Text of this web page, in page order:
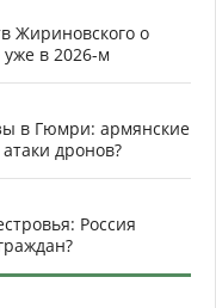
Жириновского о
в 2026-м
в Гюмри: армянские
дронов?
Россия